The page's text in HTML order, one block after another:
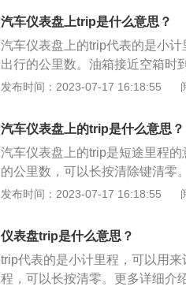
上次保养后至今走了多少公里，
同路线的距离,以方便车主在下次
里程。如果要重新记录里程数，
上。将其与车速表对称放置。转
电流中断时产生的脉冲信号。现
数字显示式。计算点火线圈发送
外，还有一个转速表，它从发电
汽车仪表盘上trip是什么意思？
汽车仪表盘上的trip代表的是小
出行的公里数。油箱接近空箱时
后正常行驶，待行驶一定公里数
油耗。2、trip代表的里程，是此
可以长按清零。3、转速表一般
起。转速表是按照磁性原理工作
信号。4、现在轿车一般都是电
点火线圈输送过来的电压脉冲经
发布时间：2023-07-17 16:18:55
汽车仪表盘上的trip是什么意思？
汽车仪表盘上的trip是短途里程
的公里数，可以长按清除键清零
graph或odometer，总里程无法
以已行驶的实际里程。即百公里
里）乘以100。
发布时间：2023-07-17 16:18:55
仪表盘trip是什么意思？
trip代表的是小计里程，可以用
程，可以长按清零。更多详细介